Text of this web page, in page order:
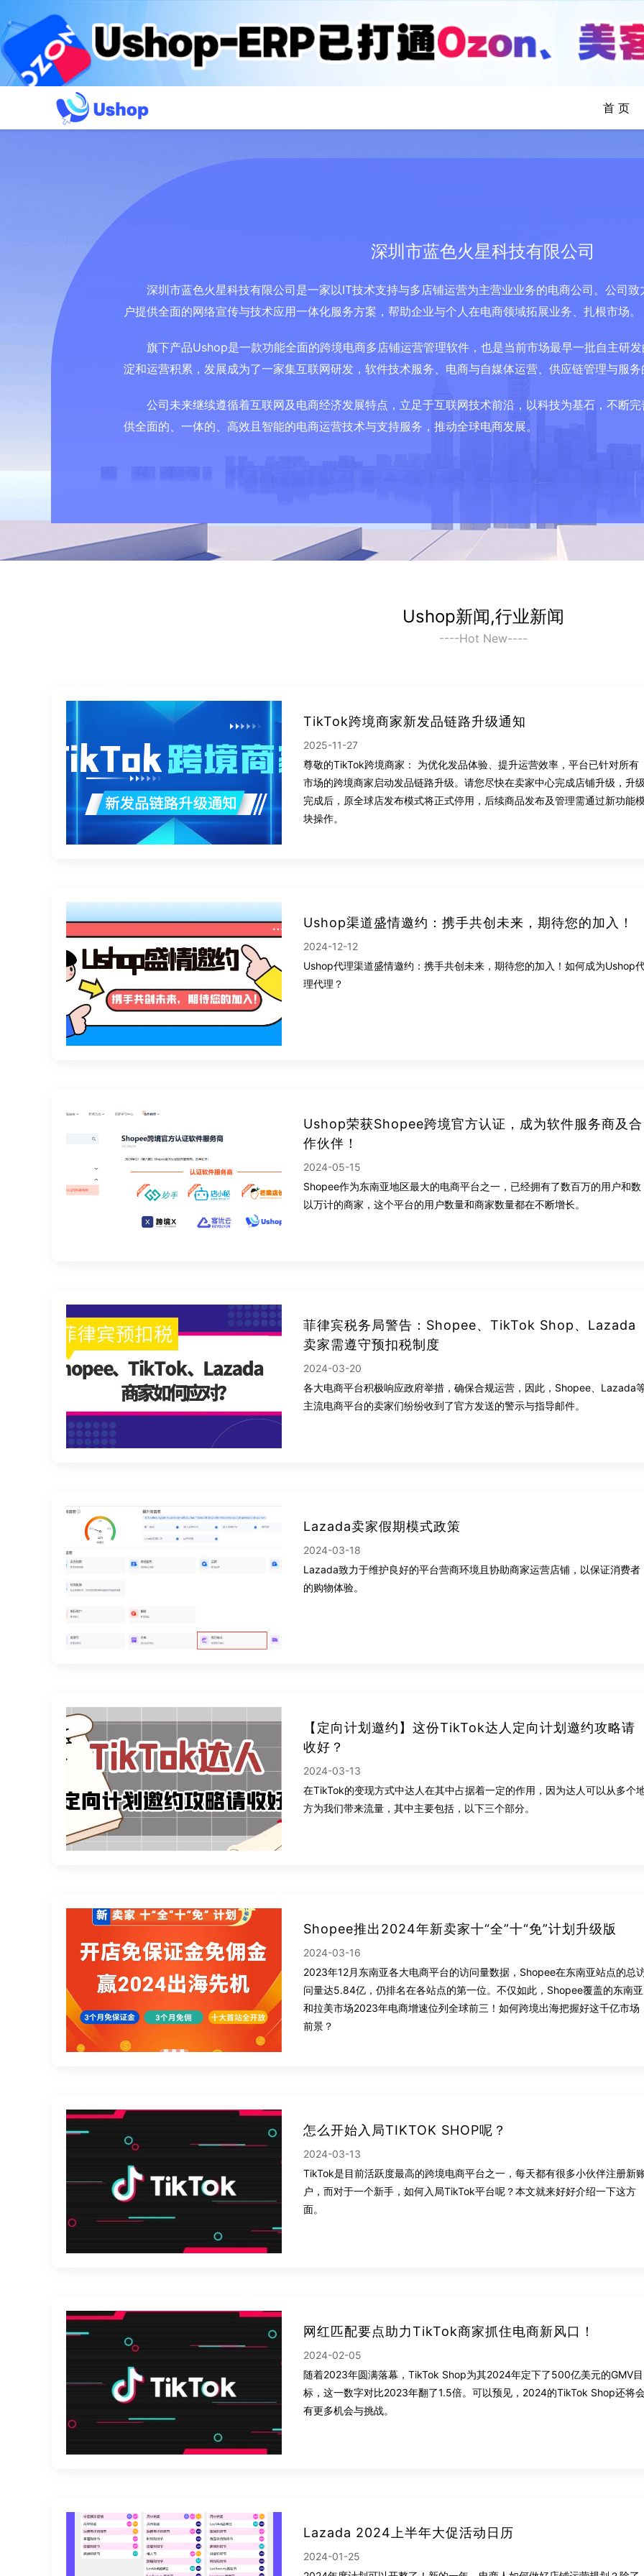
首 页
深圳市蓝色火星科技有限公司
深圳市蓝色火星科技有限公司是一家以IT技术支持与多店铺运营为主营业业务的电商公司。公司
户提供全面的网络宣传与技术应用一体化服务方案，帮助企业与个人在电商领域拓展业务、扎根市场。
旗下产品Ushop是一款功能全面的跨境电商多店铺运营管理软件，也是当前市场最早一批自主研
淀和运营积累，发展成为了一家集互联网研发，软件技术服务、电商与自媒体运营、供应链管理与服
公司未来继续遵循着互联网及电商经济发展特点，立足于互联网技术前沿，以科技为基石，不断
供全面的、一体的、高效且智能的电商运营技术与支持服务，推动全球电商发展。
Ushop新闻,行业新闻
----Hot New----
TikTok跨境商家新发品链路升级通知
2025-11-27
尊敬的TikTok跨境商家： 为优化发品体验、提升运营效率，平台已针对所有
市场的跨境商家启动发品链路升级。请您尽快在卖家中心完成店铺升级，升
完成后，原全球店发布模式将正式停用，后续商品发布及管理需通过新功能
块操作。
Ushop渠道盛情邀约：携手共创未来，期待您的加入！
2024-12-12
Ushop代理渠道盛情邀约：携手共创未来，期待您的加入！如何成为Ushop
理代理？
Ushop荣获Shopee跨境官方认证，成为软件服务商及合
作伙伴！
2024-05-15
Shopee作为东南亚地区最大的电商平台之一，已经拥有了数百万的用户和数
以万计的商家，这个平台的用户数量和商家数量都在不断增长。
菲律宾税务局警告：Shopee、TikTok Shop、Lazada
卖家需遵守预扣税制度
2024-03-20
各大电商平台积极响应政府举措，确保合规运营，因此，Shopee、Lazada
主流电商平台的卖家们纷纷收到了官方发送的警示与指导邮件。
Lazada卖家假期模式政策
2024-03-18
Lazada致力于维护良好的平台营商环境且协助商家运营店铺，以保证消费者
的购物体验。
【定向计划邀约】这份TikTok达人定向计划邀约攻略请
收好？
2024-03-13
在TikTok的变现方式中达人在其中占据着一定的作用，因为达人可以从多个
方为我们带来流量，其中主要包括，以下三个部分。
Shopee推出2024年新卖家十“全”十“免”计划升级版
2024-03-16
2023年12月东南亚各大电商平台的访问量数据，Shopee在东南亚站点的总
问量达5.84亿，仍排名在各站点的第一位。不仅如此，Shopee覆盖的东南亚
和拉美市场2023年电商增速位列全球前三！如何跨境出海把握好这千亿市场
前景？
怎么开始入局TIKTOK SHOP呢？
2024-03-13
TikTok是目前活跃度最高的跨境电商平台之一，每天都有很多小伙伴注册新
户，而对于一个新手，如何入局TikTok平台呢？本文就来好好介绍一下这方
面。
网红匹配要点助力TikTok商家抓住电商新风口！
2024-02-05
随着2023年圆满落幕，TikTok Shop为其2024年定下了500亿美元的GMV目
标，这一数字对比2023年翻了1.5倍。可以预见，2024的TikTok Shop还将
有更多机会与挑战。
Lazada 2024上半年大促活动日历
2024-01-25